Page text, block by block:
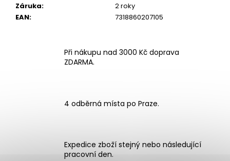
Záruka:
2 roky
EAN: 7318860207105
Při nákupu nad 3000 Kč doprava
ZDARMA.
4 odběrná místa po Praze.
Expedice zboží stejný nebo následující
pracovní den.